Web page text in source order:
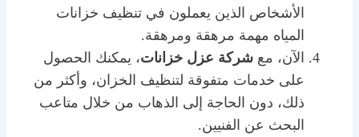
الأشخاص الذين يعملون في تنظيف خزانات
المياه مهمة مرهقة ومرهقة.
الآن، مع شركة عزل خزانات، يمكنك الحصول
على خدمات متفوقة لتنظيف الخزان، وأكثر من
ذلك، دون الحاجة إلى الذهاب من خلال متاعب
البحث عن الفنيين.